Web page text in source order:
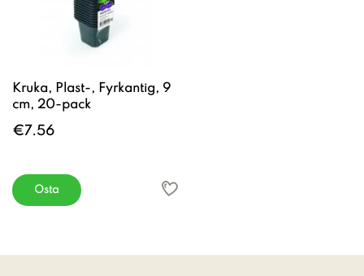
Kruka, Plast-, Fyrkantig, 9
cm, 20-pack
€7.56
Osta